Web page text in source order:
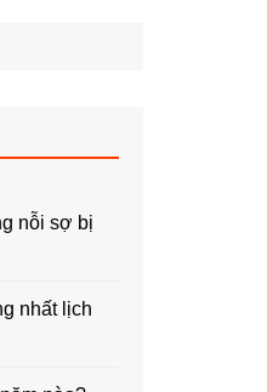
nỗi sợ bị
nhất lịch